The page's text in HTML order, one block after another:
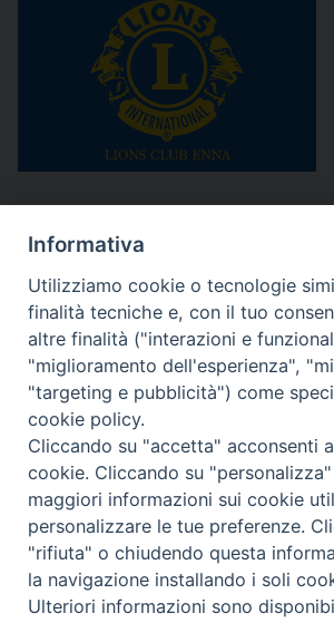
Armerina hanno ricevuto il Premio
conferito dal Lions Club di Enna,
che celebra l’impegno sociale,
prossimità svolto sul territorio.
partecipazione è arrivato
club, William Tornabene, che ha
il servizio dei giovani in […]
Caritas
giovani
Lions club
Informativa
Utilizziamo cookie o tecnologie
finalità tecniche e, con il tuo
altre finalità ("interazioni e
"miglioramento dell'esperienza",
"targeting e pubblicità") come
cookie policy.
Cliccando su "accetta" acconsenti
cookie. Cliccando su
maggiori informazioni sui cookie
personalizzare le tue preferenze.
"rifiuta" o chiudendo questa
la navigazione installando i soli
Ulteriori informazioni sono